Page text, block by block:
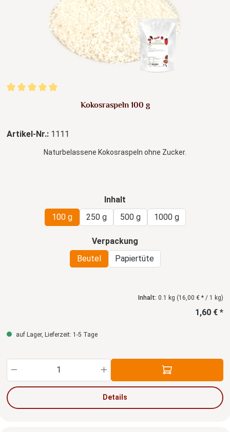
Durchschnittliche Bewertung von 5 von 5 Sternen
Kokosraspeln 100 g
Artikel-Nr.: 1111
Naturbelassene Kokosraspeln ohne Zucker.
Inhalt
100 g
250 g 500 g 1000 g
Verpackung
Beutel
Papiertüte
Inhalt: 0.1 kg (16,00 € * / 1 kg)
1,60 € *
auf Lager, Lieferzeit: 1-5 Tage
Produkt Anzahl: Gib den gewünschten Wert
Details